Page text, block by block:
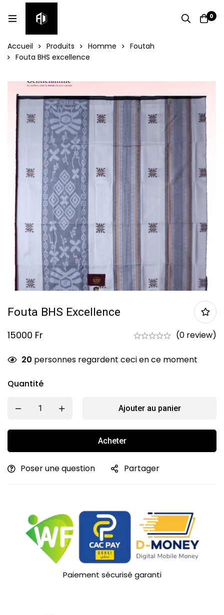
0
Accueil Produits Homme
Foutah
Fouta BHS excellence
Fouta BHS Excellence
15000 Fr (0 review)
20 personnes regardent ceci en ce moment
Quantité
Ajouter au panier
Acheter
Poser une question Partager
Paiement sécurisé garanti